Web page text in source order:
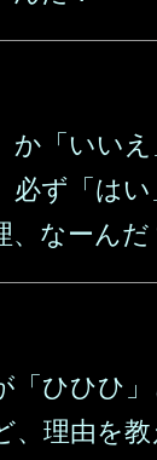
か「いい
必ず「はい
、なーんだ
「ひひひ
、理由を